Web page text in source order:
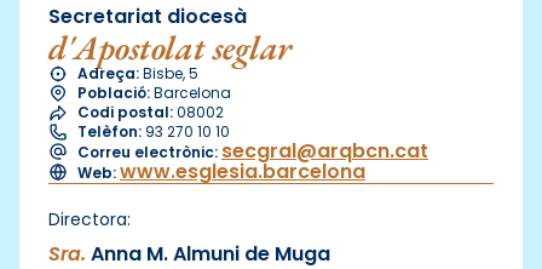
Secretariat diocesà
d'Apostolat seglar
Adreça:Bisbe, 5
Població:Barcelona
Codi postal:08002
Telèfon: 93 270 10 10
Correu electrònic: secgral@arqbcn.cat
Web:www.esglesia.barcelona
Directora:
Sra. Anna M. Almuni de Muga